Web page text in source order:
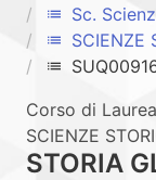
list Sc.
list SCIENZE
list
Corso di
SCIENZE
STORIA